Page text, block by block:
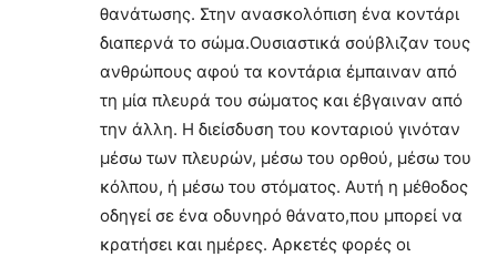
θανάτωσης. Στην ανασκολόπιση ένα κοντάρι
διαπερνά το σώμα.Ουσιαστικά σούβλιζαν τους
ανθρώπους αφού τα κοντάρια έμπαιναν από
τη μία πλευρά του σώματος και έβγαιναν από
την άλλη. Η διείσδυση του κονταριού γινόταν
μέσω των πλευρών, μέσω του ορθού, μέσω του
κόλπου, ή μέσω του στόματος. Αυτή η μέθοδος
οδηγεί σε ένα οδυνηρό θάνατο,που μπορεί να
κρατήσει και ημέρες. Αρκετές φορές οι